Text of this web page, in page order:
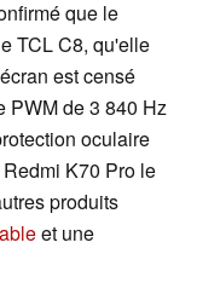
que le
TCL C8, qu'elle
est censé
PWM de 3 840 Hz
oculaire
K70 Pro le
produits
et une